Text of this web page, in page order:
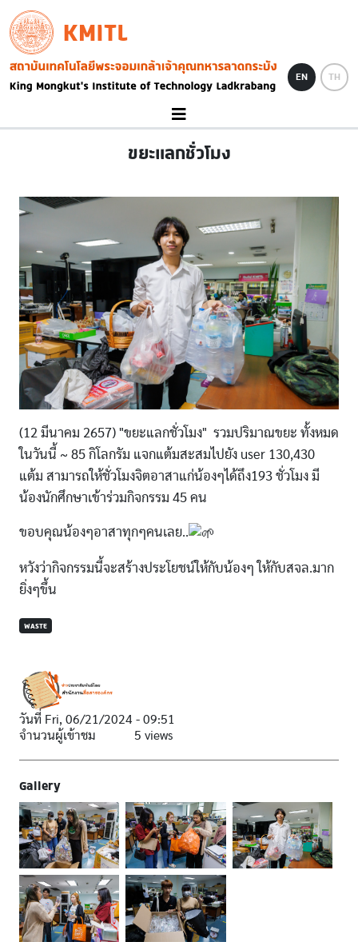
Skip to main content
KMITL
Image
EN TH
ขยะแลกชั่วโมง
(12 มีนาคม 2657) "ขยะแลกชั่วโมง" รวมปริมาณขยะ ทั้งหมด
ในวันนี้ ~ 85 กิโลกรัม แจกแต้มสะสมไปยัง user 130,430
แต้ม สามารถให้ชั่วโมงจิตอาสาแก่น้องๆได้ถึง193 ชั่วโมง มี
น้องนักศึกษาเข้าร่วมกิจกรรม 45 คน
ขอบคุณน้องๆอาสาทุกๆคนเลย..
หวังว่ากิจกรรมนี้จะสร้างประโยชน์ให้กับน้องๆ ให้กับสจล.มาก
ยิ่งๆขึ้น
WASTE
วันที่ Fri, 06/21/2024 - 09:51
จำนวนผู้เข้าชม
5 views
Gallery